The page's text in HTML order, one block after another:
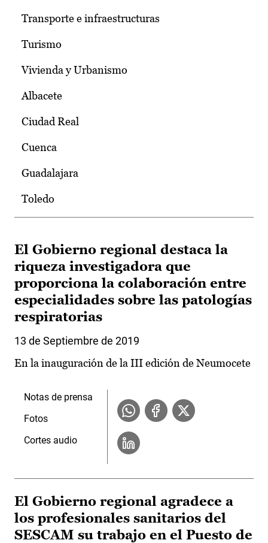
Transporte e infraestructuras
Turismo
Vivienda y Urbanismo
Albacete
Ciudad Real
Cuenca
Guadalajara
Toledo
El Gobierno regional destaca la
riqueza investigadora que
proporciona la colaboración entre
especialidades sobre las patologías
respiratorias
13 de Septiembre de 2019
En la inauguración de la III edición de Neumocete
Notas de prensa
Fotos
Cortes audio
El Gobierno regional agradece a
los profesionales sanitarios del
SESCAM su trabajo en el Puesto de